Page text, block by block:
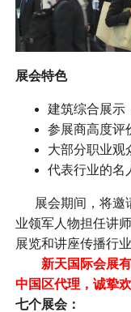
展会特色
建筑综合展示
参展商高度评
大部分职业观
代表行业的名
展会期间，将邀
业领军人物担任讲
展览和讲座传播行
新天国际会展有
中国区代理，诚挚
七个展会：